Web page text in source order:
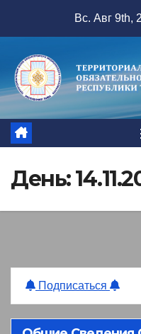
содержимому
Вс. Авг 9th,
День:
Подписаться